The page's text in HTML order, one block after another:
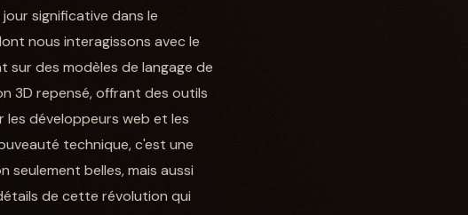
significative dans le
nous interagissons avec le
des modèles de langage de
3D repensé, offrant des outils
les développeurs web et les
technique, c'est une
belles, mais aussi
de cette révolution qui